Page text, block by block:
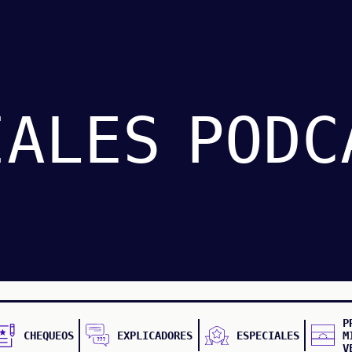
CHEQUEOS EXPLICADORES ESPECIALES